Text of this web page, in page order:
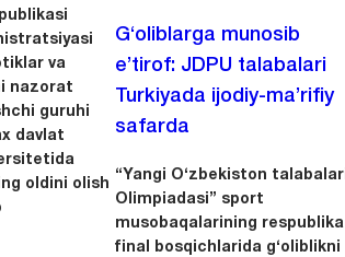
va
nazorat
guruhi
davlat
oldini olish
G‘oliblarga munosib
e’tirof: JDPU talabalari
Turkiyada ijodiy-ma’rifiy
safarda
“Yangi O‘zbekiston talabalari
Olimpiadasi” sport
musobaqalarining respublika
final bosqichlarida g‘oliblikni